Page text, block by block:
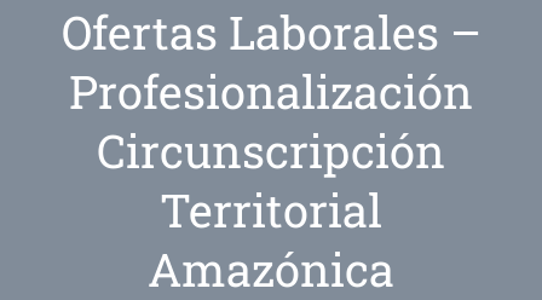
Ofertas Laborales –
Profesionalización
Circunscripción
Territorial
Amazónica